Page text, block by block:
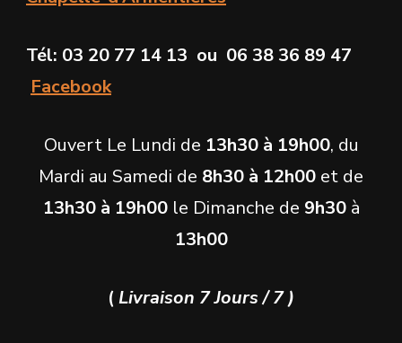
Tél: 03 20 77 14 13 ou 06 38 36 89 47
Facebook
Ouvert Le Lundi de 13h30 à 19h00, du
Mardi au Samedi de 8h30 à 12h00 et de
13h30 à 19h00le Dimanche de 9h30à
13h00
(Livraison 7 Jours / 7 )